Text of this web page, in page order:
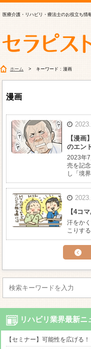
医療介護・リハビリ・療法士のお役立ち情
ホーム キーワード : 漫画
漫画
【漫
のエン
2023年
売を記
し「境
【4コ
汗をか
こりす
リハビリ業界最新ニ
【セミナー】可能性を広げる